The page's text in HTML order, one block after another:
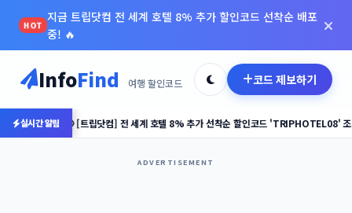
HOT
지금 트립닷컴 전 세계 호텔 8% 추가 할인코드 선착순 배포
중! 🔥
InfoFind 여행 할인코드 코드 제보하기
실시간 알림
컴] 전 세계 호텔 8% 추가 선착순 할인코드 'TRIPHOTEL08' 조기 마감 임박! 서두르세요!
ADVERTISEMENT
꿀팁 제목
핵심 절약 전략 & 실행 요령
할인 코드가 복사되었습니다!
클립보드에 저장이 완료되었습니다. 결제 단계에서 붙여넣기